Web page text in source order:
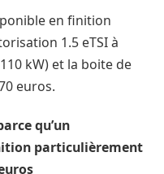
en finition
1.5 eTSI à
kW) et la boite de
euros.
qu’un
particulièrement